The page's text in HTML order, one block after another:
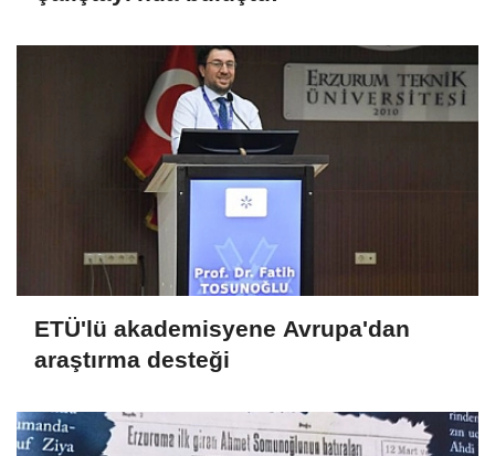
ETÜ'lü akademisyene Avrupa'dan
araştırma desteği